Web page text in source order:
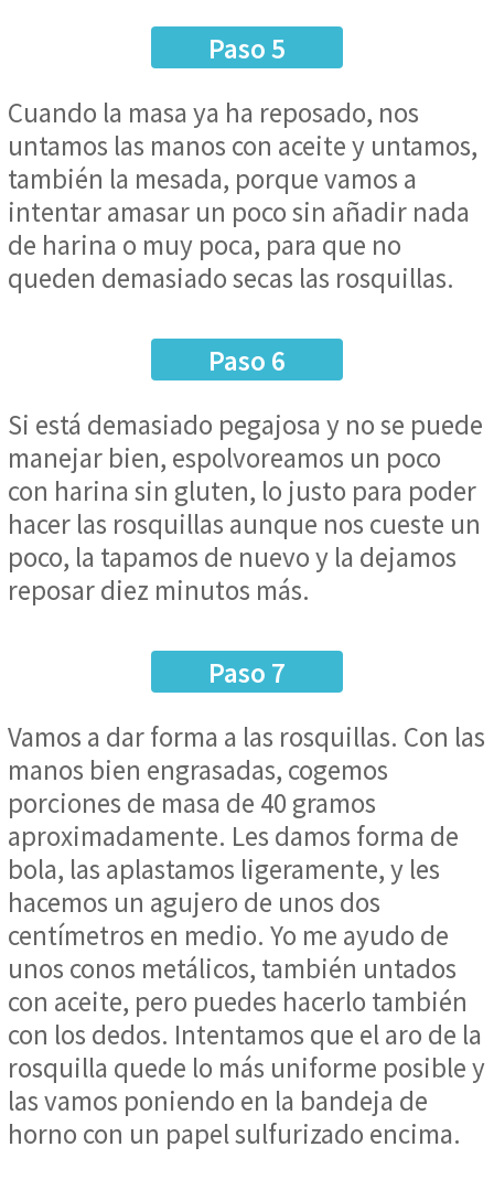
Paso 5
Cuando la masa ya ha reposado, nos
untamos las manos con aceite y untamos,
también la mesada, porque vamos a
intentar amasar un poco sin añadir nada
de harina o muy poca, para que no
queden demasiado secas las rosquillas.
Paso 6
Si está demasiado pegajosa y no se puede
manejar bien, espolvoreamos un poco
con harina sin gluten, lo justo para poder
hacer las rosquillas aunque nos cueste un
poco, la tapamos de nuevo y la dejamos
reposar diez minutos más.
Paso 7
Vamos a dar forma a las rosquillas. Con las
manos bien engrasadas, cogemos
porciones de masa de 40 gramos
aproximadamente. Les damos forma de
bola, las aplastamos ligeramente, y les
hacemos un agujero de unos dos
centímetros en medio. Yo me ayudo de
unos conos metálicos, también untados
con aceite, pero puedes hacerlo también
con los dedos. Intentamos que el aro de la
rosquilla quede lo más uniforme posible y
las vamos poniendo en la bandeja de
horno con un papel sulfurizado encima.